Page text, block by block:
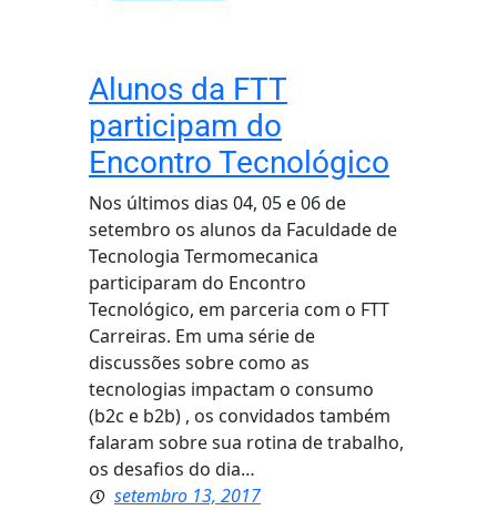
Alunos da FTT
participam do
Encontro Tecnológico
Nos últimos dias 04, 05 e 06 de
setembro os alunos da Faculdade de
Tecnologia Termomecanica
participaram do Encontro
Tecnológico, em parceria com o FTT
Carreiras. Em uma série de
discussões sobre como as
tecnologias impactam o consumo
(b2c e b2b) , os convidados também
falaram sobre sua rotina de trabalho,
os desafios do dia…
setembro 13, 2017